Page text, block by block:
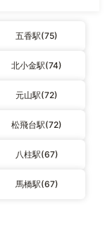
五香駅(75)
北小金駅(74)
元山駅(72)
松飛台駅(72)
八柱駅(67)
馬橋駅(67)